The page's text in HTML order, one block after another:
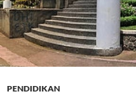
PENDIDIKAN